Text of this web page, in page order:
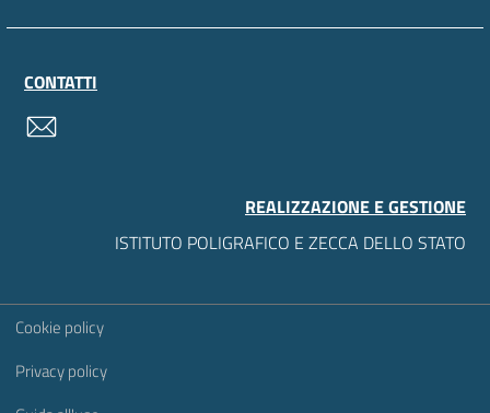
CONTATTI
REALIZZAZIONE E GESTIONE
ISTITUTO POLIGRAFICO E ZECCA DELLO STATO
Sezione Link Utili
Cookie policy
Privacy policy